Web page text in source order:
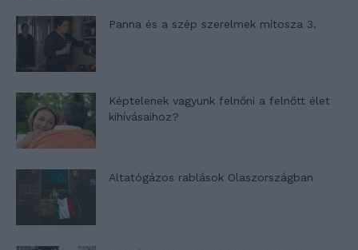
Panna és a szép szerelmek mítosza 3.
Képtelenek vagyunk felnőni a felnőtt élet
kihívásaihoz?
Altatógázos rablások Olaszországban